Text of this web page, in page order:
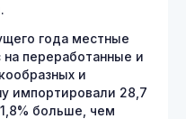
года местные
переработанные и
и
импортировали 28,7
больше, чем